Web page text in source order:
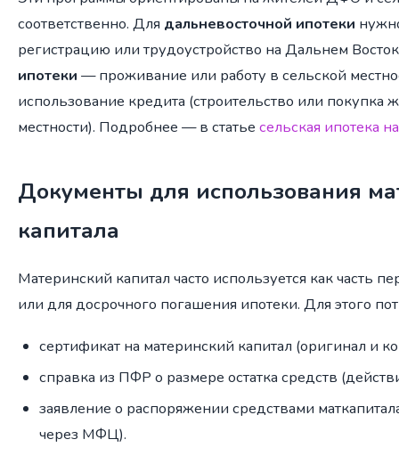
соответственно. Для дальневосточной ипотеки
регистрацию или трудоустройство на Дальнем
ипотеки — проживание или работу в сельской
использование кредита (строительство или покупка
местности). Подробнее — в статье сельская ипотека
Документы для использования
капитала
Материнский капитал часто используется как часть
или для досрочного погашения ипотеки. Для этого
сертификат на материнский капитал (оригинал и
справка из ПФР о размере остатка средств
заявление о распоряжении средствами
через МФЦ).